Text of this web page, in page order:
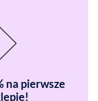
na pierwsze